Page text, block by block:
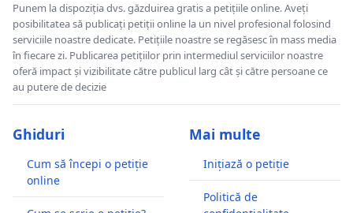
Punem la dispoziția dvs. găzduirea gratis a petițiile online. Aveți
posibilitatea să publicați petiții online la un nivel profesional folosind
serviciile noastre dedicate. Petițiile noastre se regăsesc în mass media
în fiecare zi. Publicarea petițiilor prin intermediul serviciilor noastre
oferă impact și vizibilitate către publicul larg cât și către persoane ce
au putere de decizie
Ghiduri
Cum să începi o petiție
online
Mai multe
Inițiază o petiție
Politică de